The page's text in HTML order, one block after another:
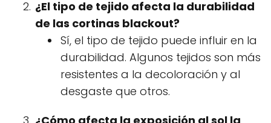
¿El tipo de tejido afecta la durabilidad
de las cortinas blackout?
Sí, el tipo de tejido puede influir en la
durabilidad. Algunos tejidos son más
resistentes a la decoloración y al
desgaste que otros.